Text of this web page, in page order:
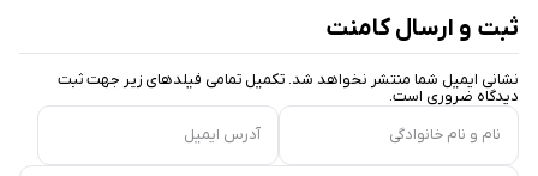
ثبت و ارسال کامنت
نشانی ایمیل شما منتشر نخواهد شد. تکمیل تمامی فیلد‌های زیر جهت ثبت
دیدگاه ضروری است.
نام و نام خانوادگی
آدرس ایمیل